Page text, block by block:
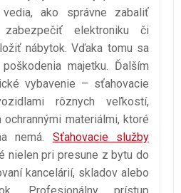
ako správne zabaliť
zabezpečiť elektroniku či
nábytok. Vďaka tomu sa
majetku. Ďalším
vybavenie – sťahovacie
rôznych veľkostí,
materiálmi, ktoré
nemá. Sťahovacie služby
nielen pri presune z bytu do
kancelárií, skladov alebo